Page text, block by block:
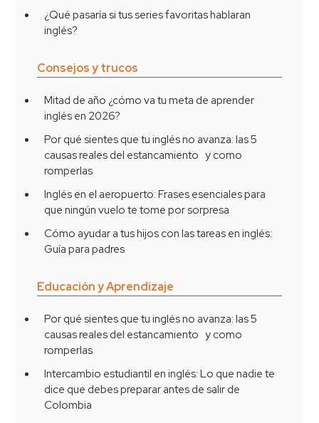
¿Qué pasaría si tus series favoritas hablaran
inglés?
Consejos y trucos
Mitad de año ¿cómo va tu meta de aprender
inglés en 2026?
Por qué sientes que tu inglés no avanza: las 5
causas reales del estancamiento y como
romperlas
Inglés en el aeropuerto: Frases esenciales para
que ningún vuelo te tome por sorpresa
Cómo ayudar a tus hijos con las tareas en inglés:
Guía para padres
Educación y Aprendizaje
Por qué sientes que tu inglés no avanza: las 5
causas reales del estancamiento y como
romperlas
Intercambio estudiantil en inglés: Lo que nadie te
dice que debes preparar antes de salir de
Colombia